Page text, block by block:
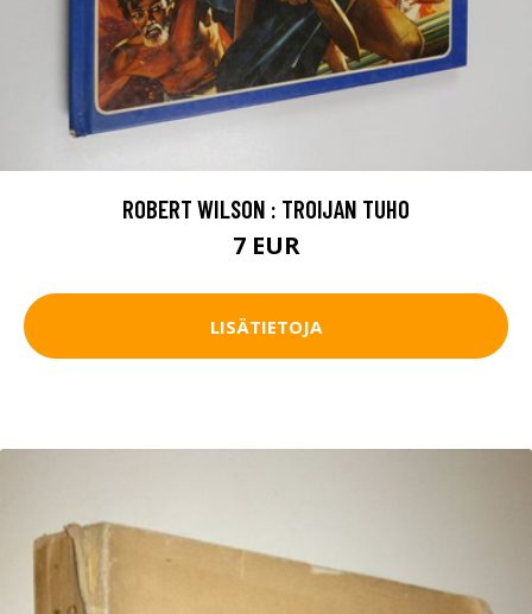
ROBERT WILSON : TROIJAN TUHO
7 EUR
LISÄTIETOJA